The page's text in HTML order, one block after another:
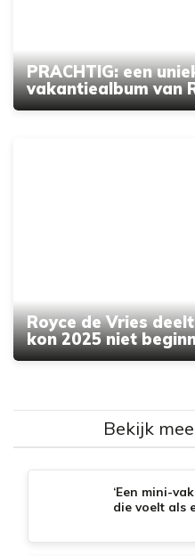
PRACHTIG: een
vakantiealbum van
Royce de Vries
kon 2025 niet
Bekijk
‘Een mini-
die voelt als